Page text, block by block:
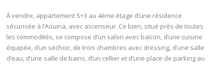
À vendre, appartement S+3 au 4ème étage d’une résidence
sécurisée à l’Aouina, avec ascenseur. Ce bien, situé près de toutes
les commodités, se compose d’un salon avec balcon, d’une cuisine
équipée, d’un séchoir, de trois chambres avec dressing, d’une salle
d’eau, d’une salle de bains, d’un cellier et d’une place de parking au